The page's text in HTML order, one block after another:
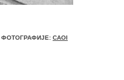
ФОТОГРАФИЈЕ: CAOI